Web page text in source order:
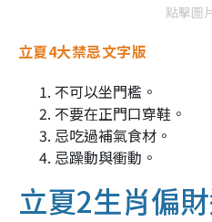
點擊圖
立夏4大禁忌文字版
不可以坐門檻。
不要在正門口穿鞋。
忌吃過補氣食材。
忌躁動與衝動。
立夏2生肖偏